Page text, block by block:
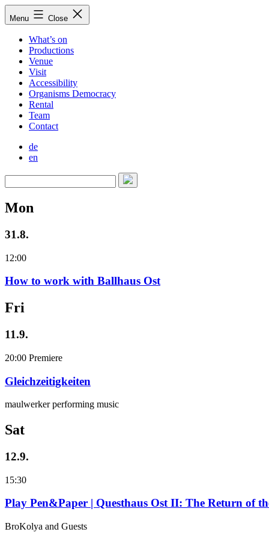
Skip
toMenu Close
What’s on
Productions
Venue
Visit
Accessibility
Organisms Democracy
Rental
Team
Contact
de
en
Mon
31.8.
12:00
How to work with Ballhaus Ost
Fri
11.9.
20:00 Premiere
Gleichzeitigkeiten
maulwerker performing music
Sat
12.9.
15:30
Play Pen&Paper | Questhaus Ost II: The Return of
BroKolya and Guests